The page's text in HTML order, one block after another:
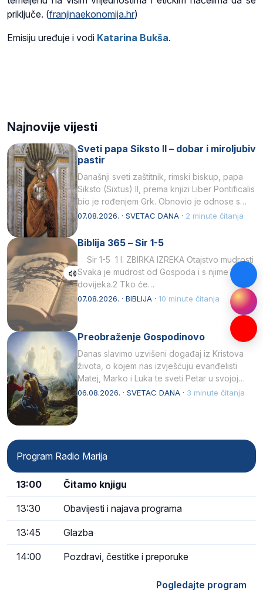
priključe. (franjinaekonomija.hr)
Emisiju uređuje i vodi Katarina Bukša.
Najnovije vijesti
Sveti papa Siksto II – dobar i miroljubiv
pastir
Današnji sveti zaštitnik, rimski biskup, papa
Siksto (Sixtus) II, prema knjizi Liber Pontificalis
bio je rođenjem Grk. Obnovio je odnose s
afričkim…
07.08.2026. · SVETAC DANA · 2 minute čitanja
Biblija 365 – Sir 1-5
Sir 1-5 1 I. ZBIRKA IZREKA Otajstvo mudrosti
Svaka je mudrost od Gospoda i s njime je
dovijeka.2 Tko će…
07.08.2026. · BIBLIJA · 10 minute čitanja
Preobraženje Gospodinovo
Danas slavimo uzvišeni događaj iz Kristova
života, o kojem nas izvješćuju evanđelisti
Matej, Marko i Luka te sveti Petar u svojoj
drugoj…
06.08.2026. · SVETAC DANA · 3 minute čitanja
Program Radio Marija
13:00 Čitamo knjigu
13:30 Obavijesti i najava programa
13:45 Glazba
14:00 Pozdravi, čestitke i preporuke
Pogledajte program